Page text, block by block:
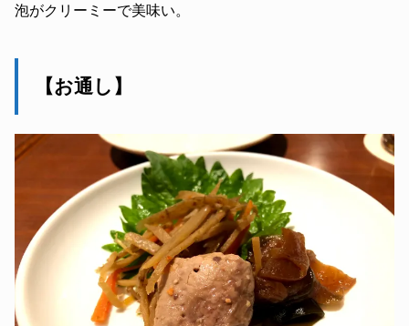
泡がクリーミーで美味い。
【お通し】